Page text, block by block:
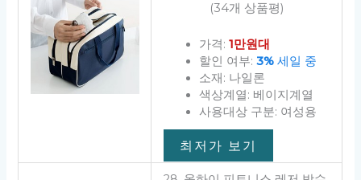
(34개 상품평)
가격: 1만원대
할인 여부: 3%세일 중
소재: 나일론
색상계열: 베이지계열
사용대상 구분: 여성용
최저가 보기